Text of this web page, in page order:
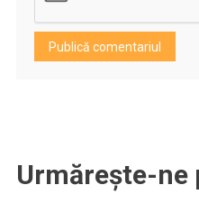
Urmărește-ne